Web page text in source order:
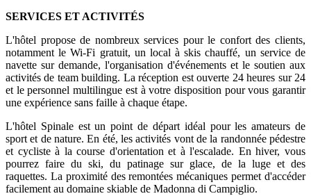
SERVICES ET ACTIVITÉS
L'hôtel propose de nombreux services pour le confort des clients,
notamment le Wi-Fi gratuit, un local à skis chauffé, un service de
navette sur demande, l'organisation d'événements et le soutien aux
activités de team building. La réception est ouverte 24 heures sur 24
et le personnel multilingue est à votre disposition pour vous garantir
une expérience sans faille à chaque étape.
L'hôtel Spinale est un point de départ idéal pour les amateurs de
sport et de nature. En été, les activités vont de la randonnée pédestre
et cycliste à la course d'orientation et à l'escalade. En hiver, vous
pourrez faire du ski, du patinage sur glace, de la luge et des
raquettes. La proximité des remontées mécaniques permet d'accéder
facilement au domaine skiable de Madonna di Campiglio.